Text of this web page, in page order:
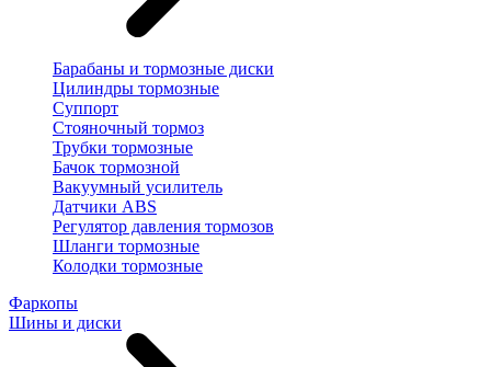
Барабаны и тормозные диски
Цилиндры тормозные
Суппорт
Стояночный тормоз
Трубки тормозные
Бачок тормозной
Вакуумный усилитель
Датчики ABS
Регулятор давления тормозов
Шланги тормозные
Колодки тормозные
Фаркопы
Шины и диски